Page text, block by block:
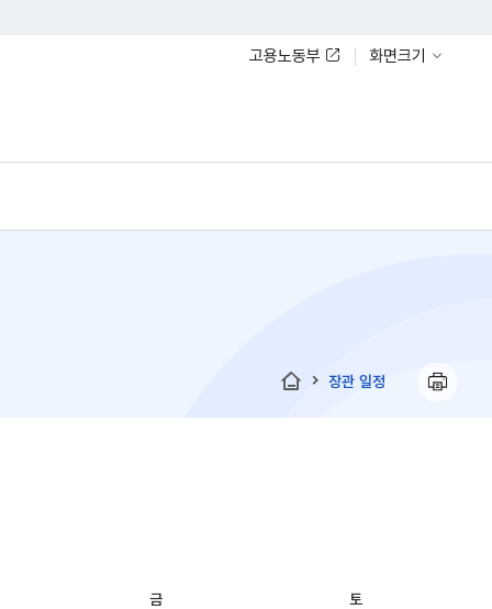
고용노동부
화면크기
장관 일정
금 토